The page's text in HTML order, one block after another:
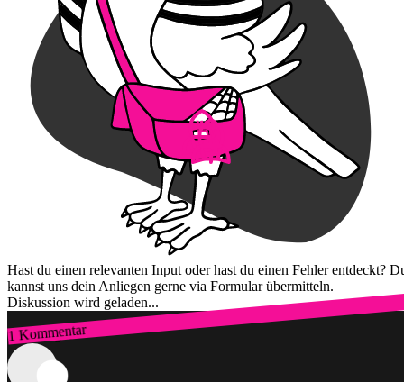
Hast du einen relevanten Input oder hast du einen Fehler entdeckt?
kannst uns dein Anliegen gerne via Formular übermitteln.
Diskussion wird geladen...
1 Kommentar
Zum Login